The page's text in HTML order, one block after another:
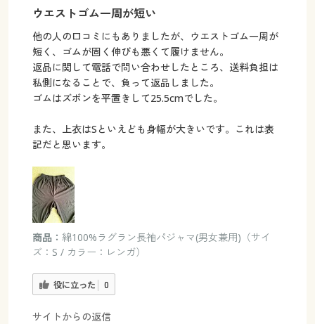
ウエストゴム一周が短い
他の人の口コミにもありましたが、ウエストゴム一周が
短く、ゴムが固く伸びも悪くて履けません。
返品に関して電話で問い合わせしたところ、送料負担は
私側になることで、負って返品しました。
ゴムはズボンを平置きして25.5cmでした。
また、上衣はSといえども身幅が大きいです。これは表
記だと思います。
商品： 綿100%ラグラン長袖パジャマ(男女兼用)（サイ
ズ：S / カラー：レンガ）
役に立った 0
サイトからの返信